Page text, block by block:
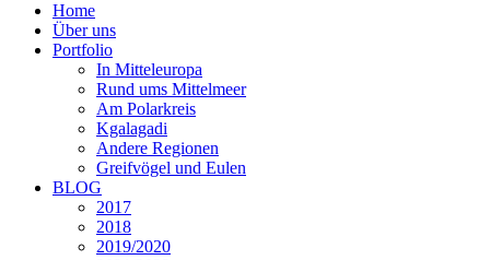
Home
Über uns
Portfolio
In Mitteleuropa
Rund ums Mittelmeer
Am Polarkreis
Kgalagadi
Andere Regionen
Greifvögel und Eulen
BLOG
2017
2018
2019/2020